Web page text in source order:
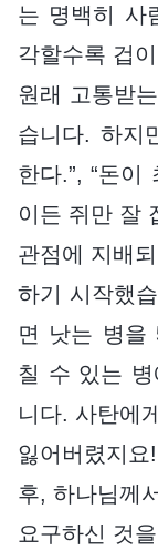
는 명백히 사
각할수록 겁
원래 고통받
습니다. 하지
한다.”, “돈이
이든 쥐만 잘
관점에 지배
하기 시작했
면 낫는 병을
칠 수 있는
니다. 사탄에
잃어버렸지
후, 하나님께
요구하신 것